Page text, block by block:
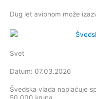
Dug let avionom može
Svet
Datum: 07.03.2026
Švedska vlada naplaćuje
50.000 kruna